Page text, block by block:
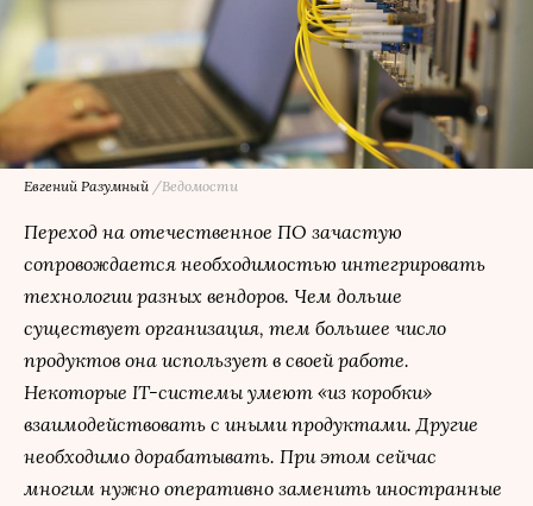
Евгений Разумный /Ведомости
Переход на отечественное ПО зачастую
сопровождается необходимостью интегрировать
технологии разных вендоров. Чем дольше
существует организация, тем большее число
продуктов она использует в своей работе.
Некоторые IТ-системы умеют «из коробки»
взаимодействовать с иными продуктами. Другие
необходимо дорабатывать. При этом сейчас
многим нужно оперативно заменить иностранные